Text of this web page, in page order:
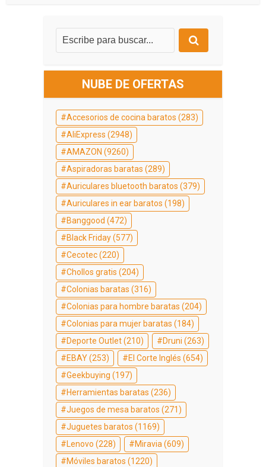
NUBE DE OFERTAS
Accesorios de cocina baratos (283)
AliExpress (2948)
AMAZON (9260)
Aspiradoras baratas (289)
Auriculares bluetooth baratos (379)
Auriculares in ear baratos (198)
Banggood (472)
Black Friday(577)
Cecotec(220)
Chollos gratis (204)
Colonias baratas (316)
Colonias para hombre baratas (204)
Colonias para mujer baratas (184)
Deporte Outlet(210) Druni (263)
EBAY(253) El Corte Inglés (654)
Geekbuying (197)
Herramientas baratas (236)
Juegos de mesa baratos (271)
Juguetes baratos (1169)
Lenovo (228) Miravia(609)
Móviles baratos (1220)